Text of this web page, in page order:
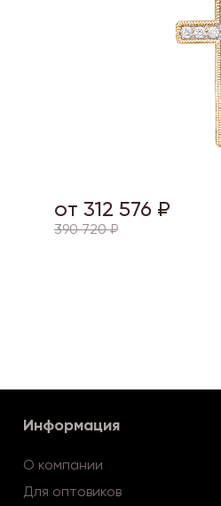
от 312 576 ₽
390 720 ₽
Информация
О компании
Для оптовиков